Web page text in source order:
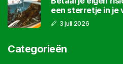
een sterretje in je
3 juli 2026
Categorieën